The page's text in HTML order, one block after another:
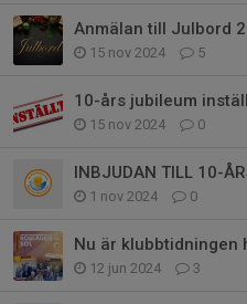
Anmälan till Julbord
15 nov 2024 5
10-års jubileum
15 nov 2024 0
INBJUDAN TILL 10-
1 nov 2024 0
Nu är klubbtidningen
12 jun 2024 3